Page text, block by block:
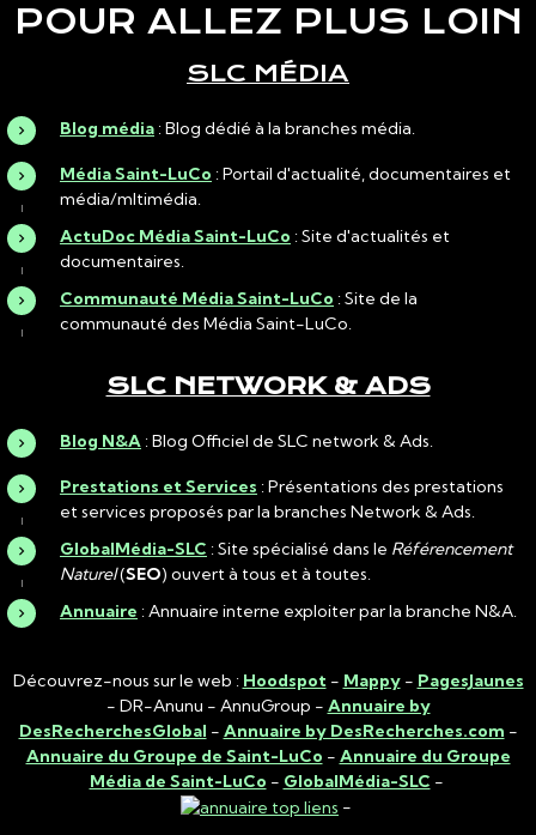
POUR ALLEZ PLUS LOIN
SLC MÉDIA
Blog média : Blog dédié à la branches média.
Média Saint-LuCo : Portail d'actualité, documentaires et
média/mltimédia.
ActuDoc Média Saint-LuCo : Site d'actualités et
documentaires.
Communauté Média Saint-LuCo : Site de la
communauté des Média Saint-LuCo.
SLC NETWORK & ADS
Blog N&A : Blog Officiel de SLC network & Ads.
Prestations et Services : Présentations des prestations
et services proposés par la branches Network & Ads.
GlobalMédia-SLC : Site spécialisé dans le Référencement
Naturel(SEO) ouvert à tous et à toutes.
Annuaire : Annuaire interne exploiter par la branche N&A.
Découvrez-nous sur le web : Hoodspot- Mappy- PagesJaunes
- DR-Anunu - AnnuGroup - Annuaire by
DesRecherchesGlobal - Annuaire by DesRecherches.com -
Annuaire du Groupe de Saint-LuCo - Annuaire du Groupe
Média de Saint-LuCo - GlobalMédia-SLC -
-